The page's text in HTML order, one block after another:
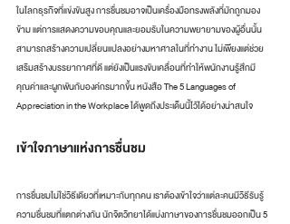
ในโลกธุรกิจที่แข่งขันสูง การชื่นชมอาจเป็นเครื่องมือทรงพลังที่มักถูกมอง
ข้าม แต่การแสดงความขอบคุณและยอมรับในความพยายามของผู้อื่นนั้น
สามารถสร้างความเปลี่ยนแปลงอย่างมหาศาลในที่ทำงาน ไม่เพียงแต่ช่วย
เสริมสร้างบรรยากาศที่ดี แต่ยังเป็นแรงขับเคลื่อนที่ทำให้พนักงานรู้สึกมี
คุณค่าและผูกพันกับองค์กรมากขึ้น หนังสือ The 5 Languages of
Appreciation in the Workplace ได้พูดถึงประเด็นนี้ไว้ได้อย่างน่าสนใจ
เข้าใจภาษาแห่งการชื่นชม
การชื่นชมไม่ใช่วิธีเดียวที่เหมาะกับทุกคน เราต้องเข้าใจว่าแต่ละคนมีวิธีรับรู้
ความชื่นชมที่แตกต่างกัน นักจิตวิทยาได้แบ่งภาษาของการชื่นชมออกเป็น 5